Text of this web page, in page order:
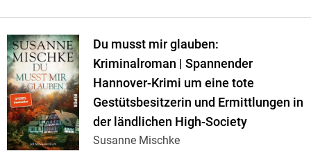
Du musst mir glauben:
Kriminalroman | Spannender
Hannover-Krimi um eine tote
Gestütsbesitzerin und Ermittlungen in
der ländlichen High-Society
Susanne Mischke